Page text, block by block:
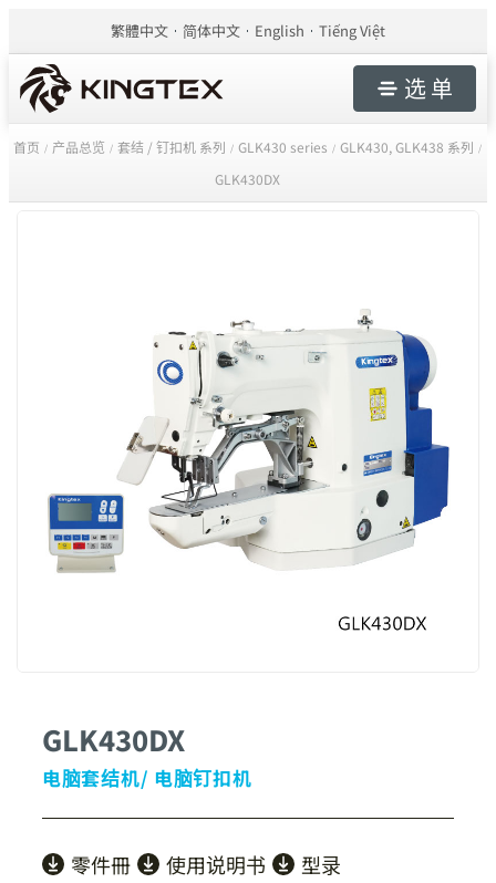
繁體中文 简体中文 English Tiếng Việt
选 单
首页 / 产品总览 / 套结 / 钉扣机 系列 / GLK430 series / GLK430, GLK438 系列 /
GLK430DX
GLK430DX
电脑套结机/ 电脑钉扣机
零件冊 使用说明书 型录